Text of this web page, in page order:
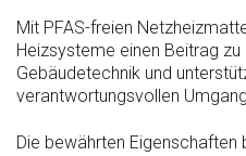
Mit PFAS-freien
Heizsysteme einen Beitrag
Gebäudetechnik und
verantwortungsvollen
Die bewährten Eigenschaften